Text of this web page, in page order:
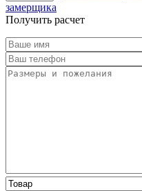
замерщика
Получить расчет